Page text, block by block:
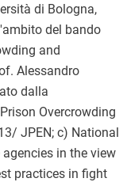
di Bologna,
del bando
and
Alessandro
dalla
Overcrowding
JPEN; c) National
in the view
practices in fight